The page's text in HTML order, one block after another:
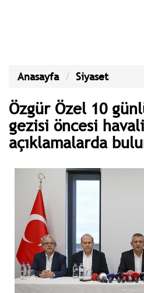
Anasayfa Siyaset
Özgür Özel 10
gezisi öncesi
açıklamalarda